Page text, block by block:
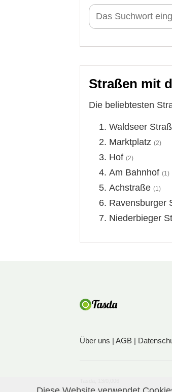
Straßen mit
Die beliebtesten
Waldseer
Marktplatz (2)
Hof (2)
Am Bahnhof (1)
Achstraße (1)
Ravensburger
Niederbieger
Über uns AGB